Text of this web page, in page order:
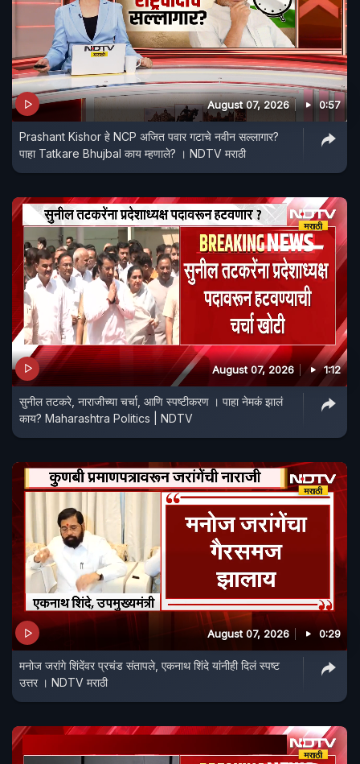
August 07, 2026 0:57
Prashant Kishor हे NCP अजित पवार गटाचे नवीन सल्लागार?
पाहा Tatkare Bhujbal काय म्हणाले? । NDTV मराठी
August 07, 2026 1:12
सुनील तटकरे, नाराजीच्या चर्चा, आणि स्पष्टीकरण । पाहा नेमकं झालं
काय? Maharashtra Politics | NDTV
August 07, 2026 0:29
मनोज जरांगे शिंदेंवर प्रचंड संतापले, एकनाथ शिंदे यांनीही दिलं स्पष्ट
उत्तर । NDTV मराठी